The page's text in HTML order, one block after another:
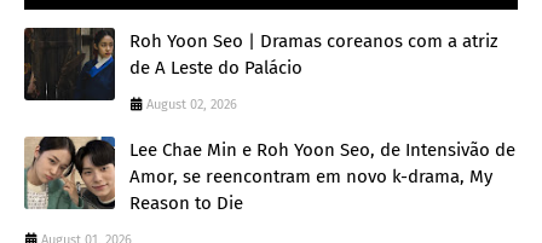
Roh Yoon Seo | Dramas coreanos com a atriz
de A Leste do Palácio
August 02, 2026
Lee Chae Min e Roh Yoon Seo, de Intensivão de
Amor, se reencontram em novo k-drama, My
Reason to Die
August 01, 2026